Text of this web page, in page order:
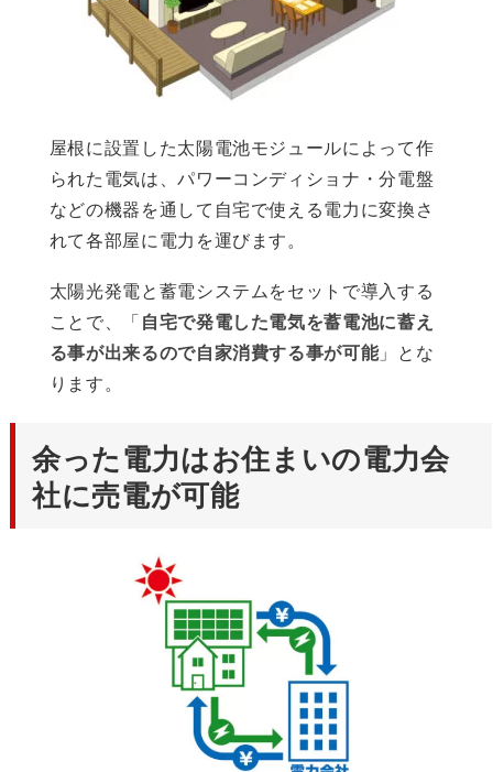
屋根に設置した太陽電池モジュールによって作
られた電気は、パワーコンディショナ・分電盤
などの機器を通して自宅で使える電力に変換さ
れて各部屋に電力を運びます。
太陽光発電と蓄電システムをセットで導入する
ことで、「自宅で発電した電気を蓄電池に蓄え
る事が出来るので自家消費する事が可能」とな
ります。
余った電力はお住まいの電力会
社に売電が可能